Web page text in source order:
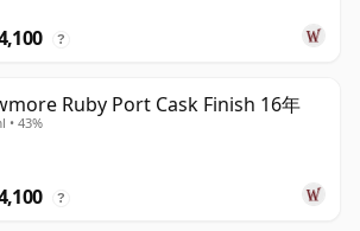
?
Ruby Port Cask Finish 16年
• 43%
?